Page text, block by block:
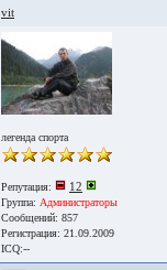
vit
легенда спорта
Репутация: 12
Группа: Администраторы
Сообщений: 857
Регистрация: 21.09.2009
ICQ:--